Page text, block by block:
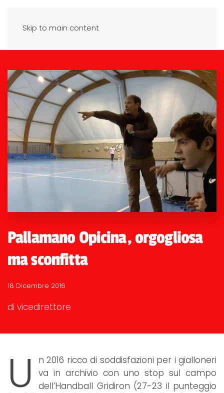
Skip to main content
Pallamano Opicina, orgogliosa
ma sconfitta
18 Dicembre 2016
di vicedirettore
U
n 2016 ricco di soddisfazioni per i gialloneri
va in archivio con uno stop sul campo
dell’Handball Gridiron (27-23 il punteggio